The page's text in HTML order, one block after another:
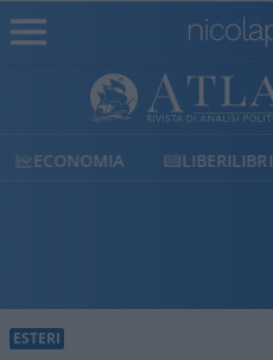
ECONOMIA LIBERILIBRI
ESTERI